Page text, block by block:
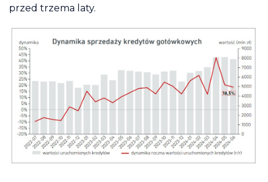
przed trzema laty.